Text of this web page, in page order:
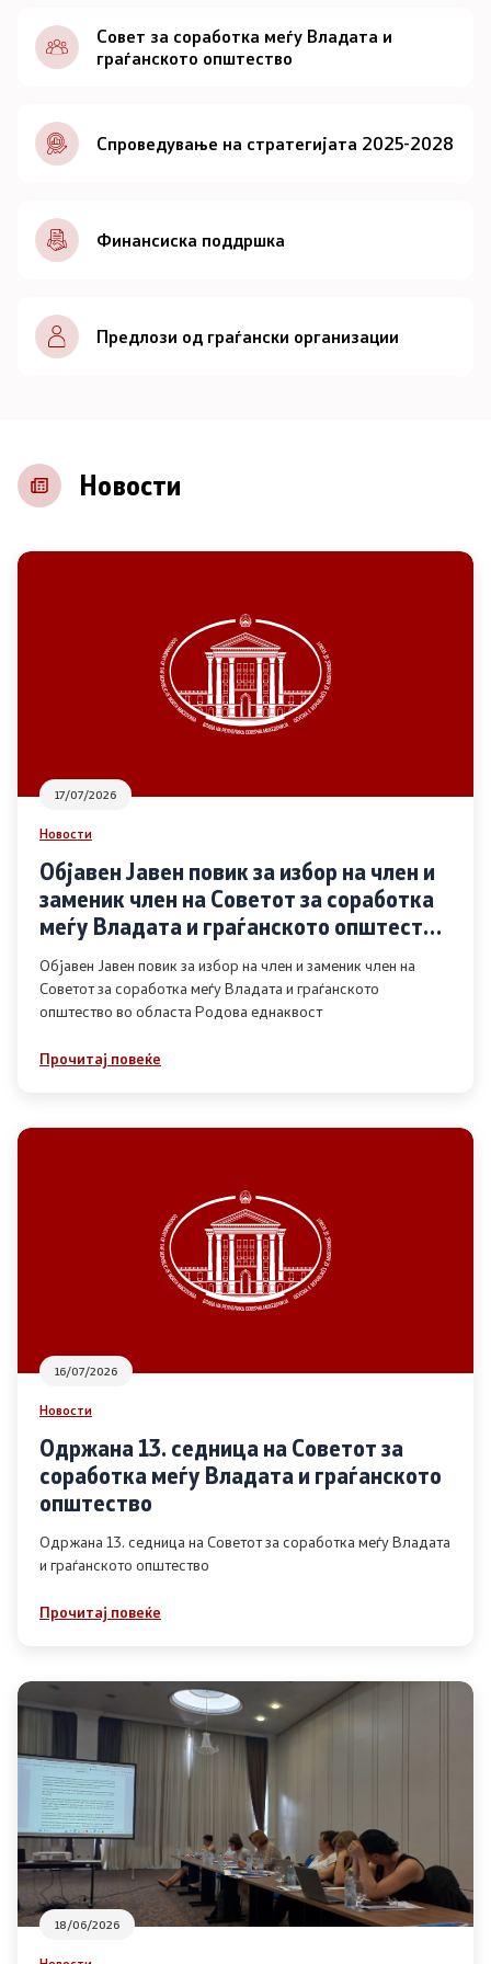
Документи
Совет
За советот
Документи
Записници и дневни редови од седниците на
Советот
Контакт
Основање на здружение
Дијалог меѓу Владата и граѓанскиот сектор
Отворени денови за иницијативи на граѓанските
организации
Финансиска поддршка
Извештаи
Список на ОЈИ
Контакт
Контакт
Линкови
Изјава за пристапност
Со еден клик до сите услуги
Совет за соработка меѓу Владата и
граѓанското општество
Спроведување на стратегијата 2025-2028
Финансиска поддршка
Предлози од граѓански организации
Новости
17/07/2026
Новости
Објавен Јавен повик за избор на член и
заменик член на Советот за соработка
меѓу Владата и граѓанското општество
во областа Родова еднаквост
Објавен Јавен повик за избор на член и заменик член на
Советот за соработка меѓу Владата и граѓанското
општество во областа Родова еднаквост
Прочитај повеќе
16/07/2026
Новости
Одржана 13. седница на Советот за
соработка меѓу Владата и граѓанското
општество
Одржана 13. седница на Советот за соработка меѓу Владата
и граѓанското општество
Прочитај повеќе
18/06/2026